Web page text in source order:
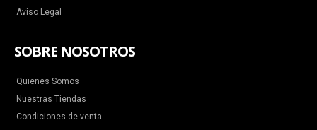
Aviso Legal
SOBRE NOSOTROS
Quienes Somos
Nuestras Tiendas
Condiciones de venta